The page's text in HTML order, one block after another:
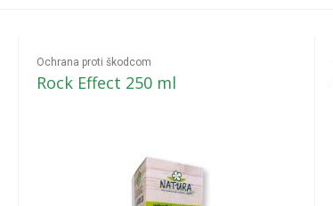
Ochrana proti škodcom
Rock Effect 250 ml